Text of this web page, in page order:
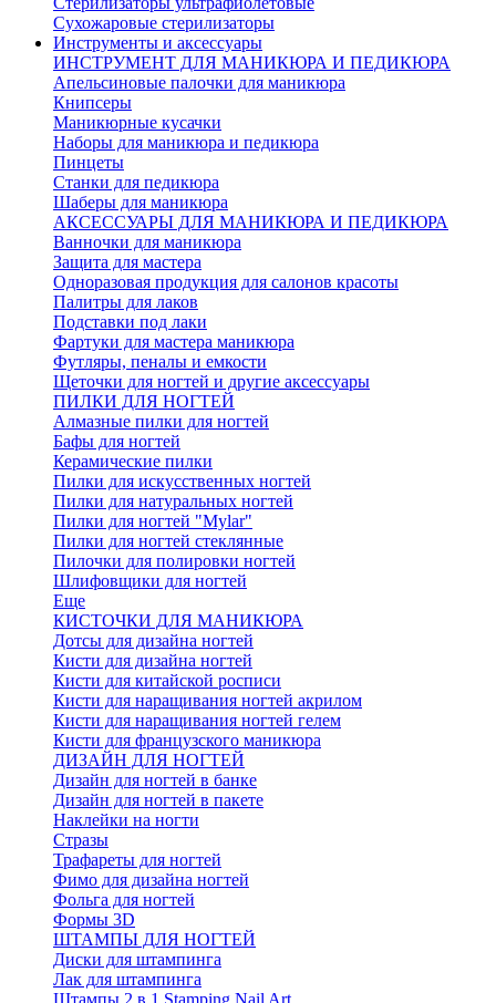
Сухожаровые стерилизаторы
Инструменты и аксессуары
ИНСТРУМЕНТ ДЛЯ МАНИКЮРА И ПЕДИКЮРА
Апельсиновые палочки для маникюра
Книпсеры
Маникюрные кусачки
Наборы для маникюра и педикюра
Пинцеты
Станки для педикюра
Шаберы для маникюра
АКСЕССУАРЫ ДЛЯ МАНИКЮРА И ПЕДИКЮРА
Ванночки для маникюра
Защита для мастера
Одноразовая продукция для салонов красоты
Палитры для лаков
Подставки под лаки
Фартуки для мастера маникюра
Футляры, пеналы и емкости
Щеточки для ногтей и другие аксессуары
ПИЛКИ ДЛЯ НОГТЕЙ
Алмазные пилки для ногтей
Бафы для ногтей
Керамические пилки
Пилки для искусственных ногтей
Пилки для натуральных ногтей
Пилки для ногтей "Mylar"
Пилки для ногтей стеклянные
Пилочки для полировки ногтей
Шлифовщики для ногтей
Еще
КИСТОЧКИ ДЛЯ МАНИКЮРА
Дотсы для дизайна ногтей
Кисти для дизайна ногтей
Кисти для китайской росписи
Кисти для наращивания ногтей акрилом
Кисти для наращивания ногтей гелем
Кисти для французского маникюра
ДИЗАЙН ДЛЯ НОГТЕЙ
Дизайн для ногтей в банке
Дизайн для ногтей в пакете
Наклейки на ногти
Стразы
Трафареты для ногтей
Фимо для дизайна ногтей
Фольга для ногтей
Формы 3D
ШТАМПЫ ДЛЯ НОГТЕЙ
Диски для штампинга
Лак для штампинга
Штампы 2 в 1 Stamping Nail Art